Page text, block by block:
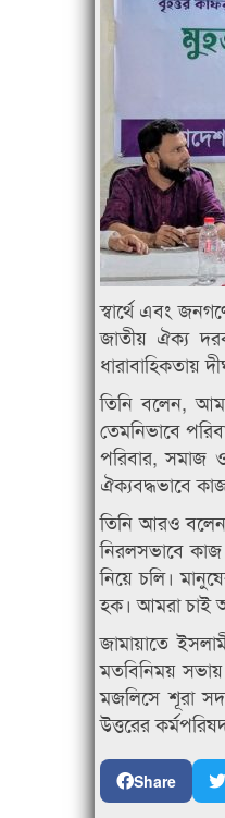
স্বার্থে এবং
জাতীয় ঐক্য
ধারাবাহিকতায়
তিনি বলেন,
তেমনিভাবে
পরিবার, সমাজ
ঐক্যবদ্ধভাবে
তিনি আরও বলেন,
নিরলসভাবে
নিয়ে চলি।
হক। আমরা চাই
জামায়াতে
মতবিনিময় সভায়
মজলিসে শূরা
উত্তরের
Share